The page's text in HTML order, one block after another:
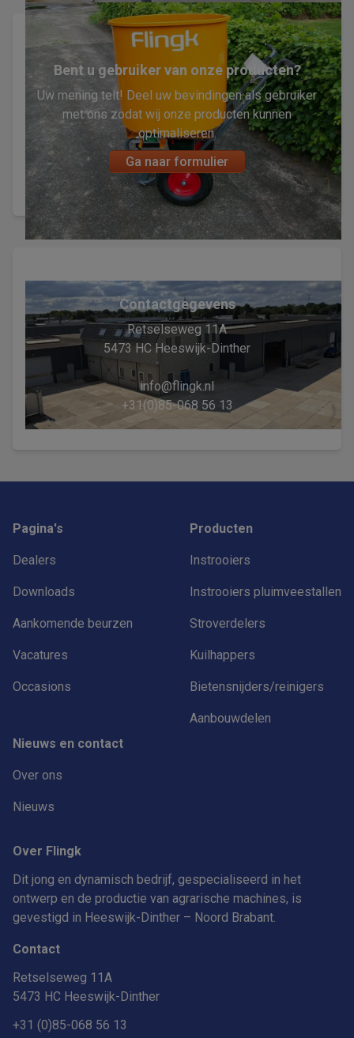
Bent u gebruiker van onze producten?
Uw mening telt! Deel uw bevindingen als gebruiker
met ons zodat wij onze producten kunnen
optimaliseren.
Ga naar formulier
Contactgegevens
Retselseweg 11A
5473 HC Heeswijk-Dinther
info@flingk.nl
+31(0)85-068 56 13
Pagina's
Dealers
Downloads
Aankomende beurzen
Vacatures
Occasions
Nieuws en contact
Over ons
Nieuws
Producten
Instrooiers
Instrooiers pluimveestallen
Stroverdelers
Kuilhappers
Bietensnijders/reinigers
Aanbouwdelen
Over Flingk
Dit jong en dynamisch bedrijf, gespecialiseerd in het
ontwerp en de productie van agrarische machines, is
gevestigd in Heeswijk-Dinther – Noord Brabant.
Contact
Retselseweg 11A
5473 HC Heeswijk-Dinther
+31 (0)85-068 56 13